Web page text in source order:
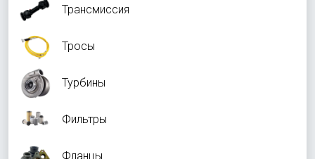
Трансмиссия
Тросы
Турбины
Фильтры
Фланцы